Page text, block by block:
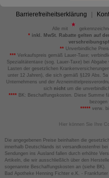
Barrierefreiheitserklärung
Alle mit
*inkl. MwSt. Rabatte gelten auf
** Unverbindliche
*** Verkaufspreis gemäß Lauer-Taxe;
Spezialitätentaxe (sog. Lauer-Taxe) bei
Lasten der gesetzlichen
unter 12 Jahren), die sich gemäß §129 Abs.
Unternehmens und der
sich nicht um die
****BK: Beschaffungskosten. Diese Summe
*****verw.
Hier können Sie Ihre
Die angegebenen Preise beinhalten die
innerhalb Deutschlands ist versandkostenfrei
Sendungen ins Ausland fallen durch erhöhte
Artikeln, die wir ausschließlich über den
sogenannte Beschaffungskosten an (siehe BK).
Bad Apotheke Henning Fichter e.K. -